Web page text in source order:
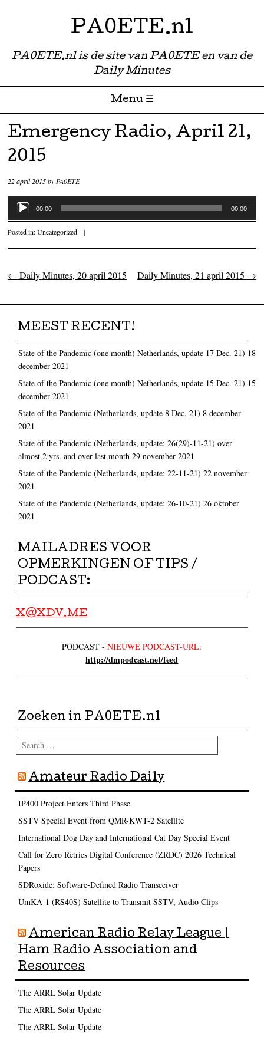
PA0ETE.nl
PA0ETE.nl is de site van PA0ETE en van de
Daily Minutes
Menu ☰
Skip to content
Emergency Radio, April 21,
2015
22 april 2015byPA0ETE
Audiospeler
00:00 00:00
Posted in:Uncategorized |
Post navigation
← Daily Minutes, 20 april 2015 Daily Minutes, 21 april 2015 →
MEEST RECENT!
State of the Pandemic (one month) Netherlands, update 17 Dec. 21) 18
december 2021
State of the Pandemic (one month) Netherlands, update 15 Dec. 21) 15
december 2021
State of the Pandemic (Netherlands, update 8 Dec. 21) 8 december
2021
State of the Pandemic (Netherlands, update: 26(29)-11-21) over
almost 2 yrs. and over last month 29 november 2021
State of the Pandemic (Netherlands, update: 22-11-21) 22 november
2021
State of the Pandemic (Netherlands, update: 26-10-21) 26 oktober
2021
MAILADRES VOOR
OPMERKINGEN OF TIPS /
PODCAST:
X@XDV.ME
PODCAST -NIEUWE PODCAST-URL:
http://dmpodcast.net/feed
Zoeken in PA0ETE.nl
Search
Amateur Radio Daily
IP400 Project Enters Third Phase
SSTV Special Event from QMR-KWT-2 Satellite
International Dog Day and International Cat Day Special Event
Call for Zero Retries Digital Conference (ZRDC) 2026 Technical
Papers
SDRoxide: Software-Defined Radio Transceiver
UmKA-1 (RS40S) Satellite to Transmit SSTV, Audio Clips
American Radio Relay League |
Ham Radio Association and
Resources
The ARRL Solar Update
The ARRL Solar Update
The ARRL Solar Update